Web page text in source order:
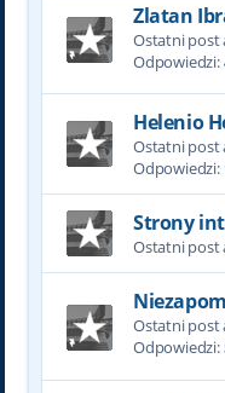
Zlatan
Ostatni post
Odpowiedzi:
Helenio
Ostatni post
Odpowiedzi:
Strony
Ostatni post
Ostatni post
Odpowiedzi: